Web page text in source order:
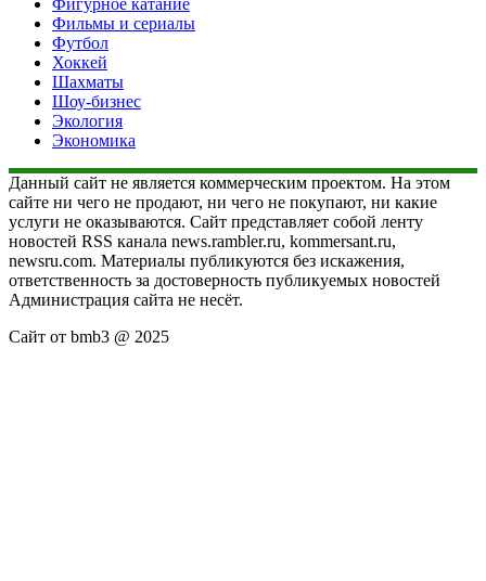
Фильмы и сериалы
Футбол
Хоккей
Шахматы
Шоу-бизнес
Экология
Экономика
Данный сайт не является коммерческим проектом. На этом
сайте ни чего не продают, ни чего не покупают, ни какие
услуги не оказываются. Сайт представляет собой ленту
новостей RSS канала news.rambler.ru, kommersant.ru,
newsru.com. Материалы публикуются без искажения,
ответственность за достоверность публикуемых новостей
Администрация сайта не несёт.
Сайт от bmb3 @ 2025